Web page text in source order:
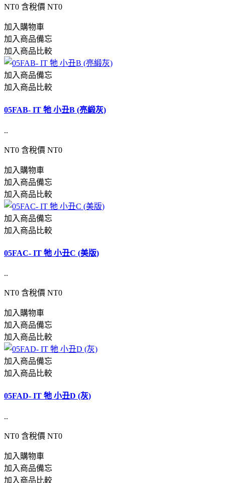
NT0 含稅價 NT0
加入購物車
加入商品備忘
加入商品比較
加入商品備忘
加入商品比較
05FAB- IT 牠 小丑B (亮緞灰)
..
NT0 含稅價 NT0
加入購物車
加入商品備忘
加入商品比較
加入商品備忘
加入商品比較
05FAC- IT 牠 小丑C (美版)
..
NT0 含稅價 NT0
加入購物車
加入商品備忘
加入商品比較
加入商品備忘
加入商品比較
05FAD- IT 牠 小丑D (灰)
..
NT0 含稅價 NT0
加入購物車
加入商品備忘
加入商品比較